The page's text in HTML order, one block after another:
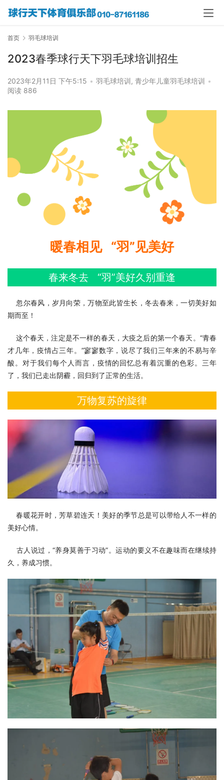
首页 羽毛球培训
2023春季球行天下羽毛球培训招生
2023年2月11日 下午5:15 • 羽毛球培训 , 青少年儿童羽毛球培训 •
阅读 886
暖春相见   “羽”见美好
春来冬去   “羽”美好久别重逢
期而至！
这个春天，注定是不一样的春天，大疫之后的第一个春天。“青春
才几年，疫情占三年。”寥寥数字，说尽了我们三年来的不易与辛
酸。对于我们每个人而言，疫情的回忆总有着沉重的色彩。三年
了，我们已走出阴霾，回归到了正常的生活。
万物复苏的旋律
    春暖花开时，芳草碧连天！美好的季节总是可以带给人不一样的
美好心情。
古人说过，“养身莫善于习动”。运动的要义不在趣味而在继续持
久，养成习惯。